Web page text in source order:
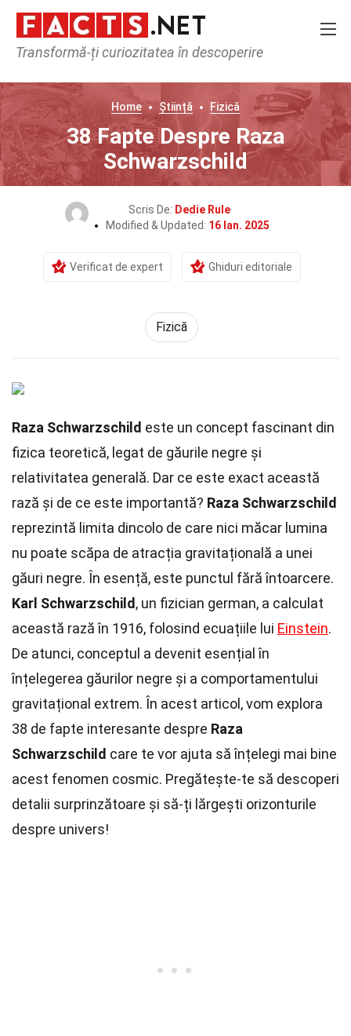
Transformă-ți curiozitatea în descoperire
Home Știință Fizică
38 Fapte Despre Raza
Schwarzschild
Scris De: Dedie Rule
Modified & Updated: 16 Ian. 2025
Verificat de expert Ghiduri editoriale
Fizică
Raza Schwarzschild este un concept fascinant din
fizica teoretică, legat de găurile negre și
relativitatea generală. Dar ce este exact această
rază și de ce este importantă? Raza Schwarzschild
reprezintă limita dincolo de care nici măcar lumina
nu poate scăpa de atracția gravitațională a unei
găuri negre. În esență, este punctul fără întoarcere.
Karl Schwarzschild , un fizician german, a calculat
această rază în 1916, folosind ecuațiile lui Einstein.
De atunci, conceptul a devenit esențial în
înțelegerea găurilor negre și a comportamentului
gravitațional extrem. În acest articol, vom explora
38 de fapte interesante despre Raza
Schwarzschild care te vor ajuta să înțelegi mai bine
acest fenomen cosmic. Pregătește-te să descoperi
detalii surprinzătoare și să-ți lărgești orizonturile
despre univers!